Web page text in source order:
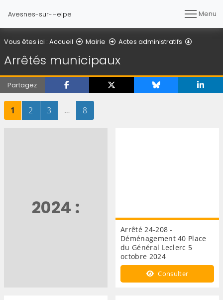
Avesnes-sur-Helpe Menu
Vous êtes ici : Accueil Mairie Actes administratifs
Arrêtés municipaux
Partagez
Page
1 sur 8Page
2 sur 8Page
3sur 8
… Page
8
2024 :
Arrêté 24-208 -
Déménagement 40 Place
du Général Leclerc 5
octobre 2024
Consulter